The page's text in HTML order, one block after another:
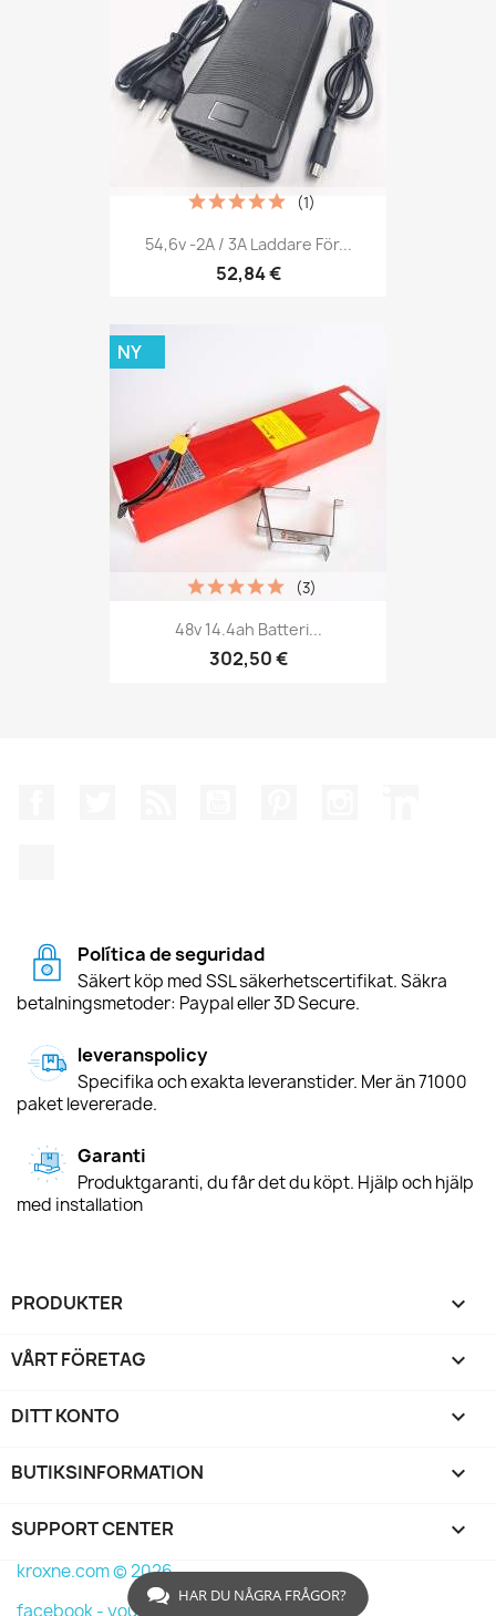
54,6v -2A / 3A Laddare För...
52,84 €
(1)
48v 14.4ah Batteri...
302,50 €
(3)
NY
Política de seguridad
Säkert köp med SSL säkerhetscertifikat. Säkra
betalningsmetoder: Paypal eller 3D Secure.
leveranspolicy
Specifika och exakta leveranstider. Mer än 71000
paket levererade.
Garanti
Produktgaranti, du får det du köpt. Hjälp och hjälp
med installation
PRODUKTER 
VÅRT FÖRETAG 
DITT KONTO 
BUTIKSINFORMATION keyboard_arrow_down
SUPPORT CENTER 
kroxne.com © 2026
facebook -youtube -
HAR DU NÅGRA FRÅGOR?